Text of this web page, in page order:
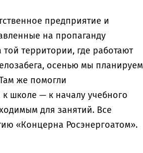
предприятие и
на пропаганду
территории, где работают
осенью мы планируем
же помогли
школе — к началу учебного
для занятий. Все
«Концерна Росэнергоатом».